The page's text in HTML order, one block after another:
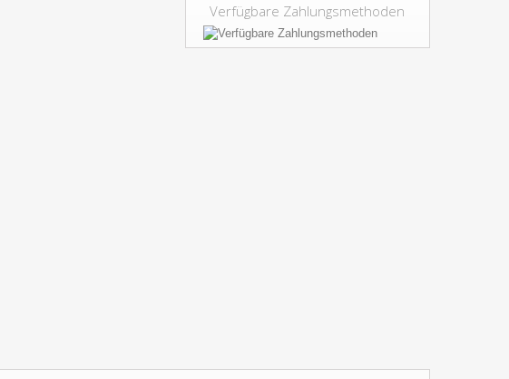
Verfügbare Zahlungsmethoden